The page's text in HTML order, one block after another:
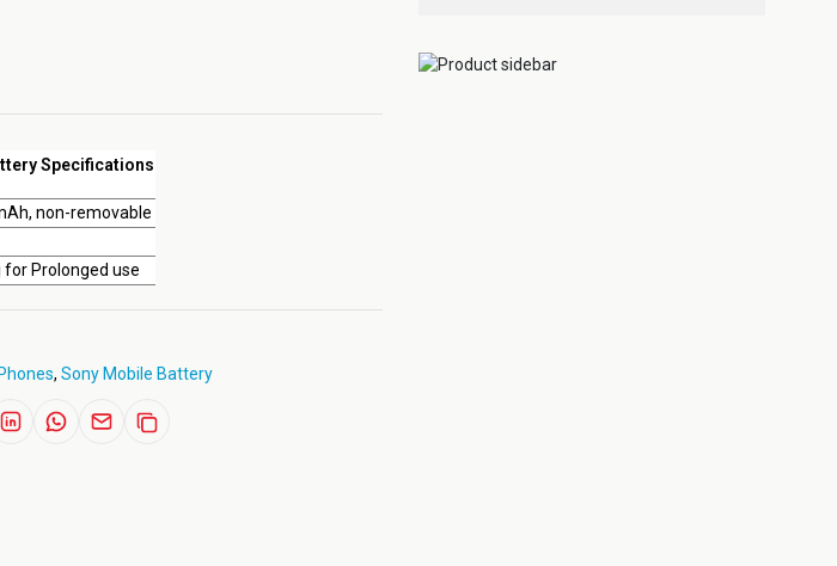
Specifications
non-removable
for Prolonged use
, Sony Mobile Battery